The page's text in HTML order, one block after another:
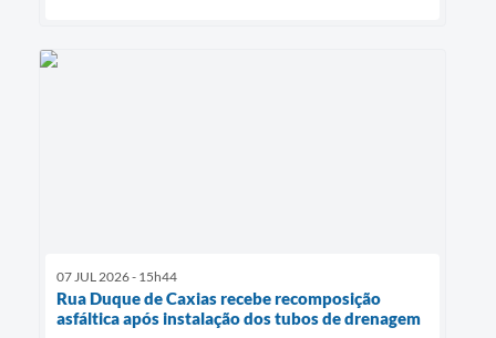
07 JUL 2026 - 15h44
Rua Duque de Caxias recebe recomposição
asfáltica após instalação dos tubos de drenagem